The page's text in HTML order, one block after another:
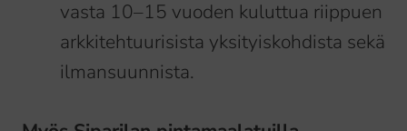
vasta 10–15 vuoden kuluttua riippuen
arkkitehtuurisista yksityiskohdista sekä
ilmansuunnista.